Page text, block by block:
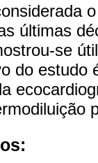
últimas
se
do estudo